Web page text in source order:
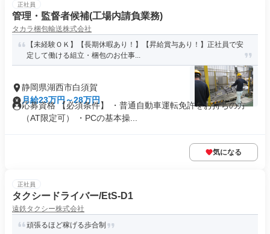
正社員
管理・監督者候補(工場内請負業務)
タカラ梱包輸送株式会社
【未経験ＯＫ】【長期休暇あり！】【昇給賞与あり！】正社員で安
定して働ける組立・梱包のお仕事...
静岡県湖西市白須賀
月給23万円～28万円
応募資格 【必須条件】 ・普通自動車運転免許をお持ちの方
（AT限定可） ・PCの基本操...
気になる
正社員
タクシードライバー/EtS-D1
遠鉄タクシー株式会社
頑張るほど稼げる歩合制